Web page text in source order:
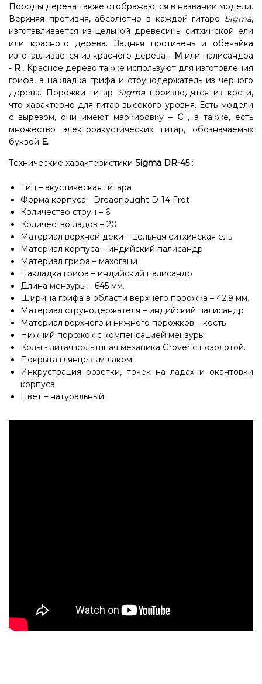
Породы дерева также отображаются в названии модели.
Верхняя противня, абсолютно в каждой гитаре Sigma,
изготавливается из цельной древесины ситхинской ели
или красного дерева. Задняя противень и обечайка
изготавливается из красного дерева - М или палисандра
- R . Красное дерево также используют для изготовления
грифа, а накладка грифа и струнодержатель из черного
дерева. Порожки гитар Sigmaпроизводятся из кости,
что характерно для гитар высокого уровня. Есть модели
с вырезом, они имеют маркировку – С , а также, есть
множество электроакустических гитар, обозначаемых
буквой Е.
Технические характеристики Sigma DR-45:
Тип – акустическая гитара
Форма корпуса - Dreadnought D-14 Fret
Количество струн – 6
Количество ладов – 20
Материал верхней деки – цельная ситхинская ель
Материал корпуса – индийский палисандр
Материал грифа – махогани
Накладка грифа – индийский палисандр
Длина мензуры – 645 мм.
Ширина грифа в области верхнего порожка – 42,9 мм.
Материал струнодержателя – индийский палисандр
Материал верхнего и нижнего порожков – кость
Нижний порожок с компенсацией мензуры
Колы - литая колышная механика Grover с позолотой.
Покрыта глянцевым лаком
Инкрустрация розетки, точек на ладах и окантовки
корпуса
Цвет – натуральный